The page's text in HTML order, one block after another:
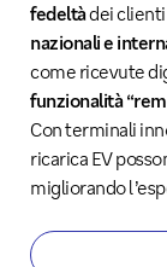
fedeltàdei clienti
nazionali e
come ricevute
funzionalità
Con terminali
ricarica EV
migliorando